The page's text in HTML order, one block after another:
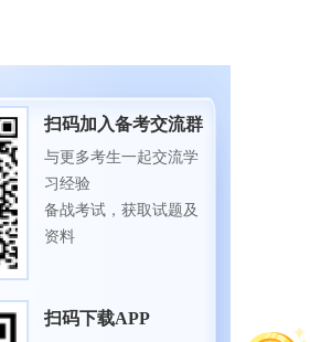
扫码加入备考交流群
与更多考生一起交流学
习经验
备战考试，获取试题及
资料
扫码下载APP